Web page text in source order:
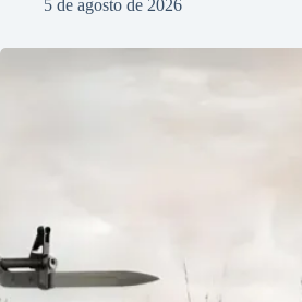
5 de agosto de 2026